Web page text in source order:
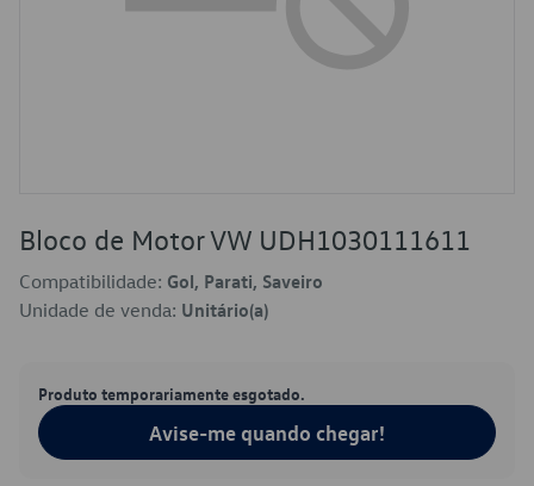
Bloco de Motor VW UDH1030111611
Compatibilidade: Gol, Parati, Saveiro
Unidade de venda: Unitário(a)
Produto temporariamente esgotado.
Avise-me quando chegar!